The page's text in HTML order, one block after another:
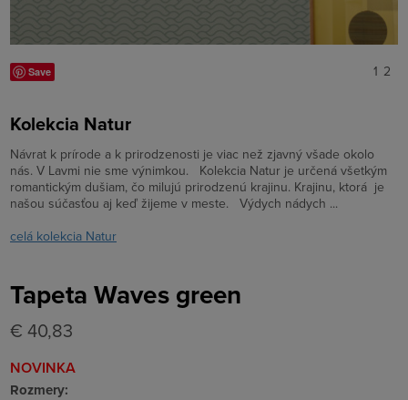
Save 1 2
Kolekcia Natur
Návrat k prírode a k prirodzenosti je viac než zjavný všade okolo
nás. V Lavmi nie sme výnimkou. Kolekcia Natur je určená všetkým
romantickým dušiam, čo milujú prirodzenú krajinu. Krajinu, ktorá je
našou súčasťou aj keď žijeme v meste. Výdych nádych ...
celá kolekcia Natur
Tapeta Waves green
€ 40,83
NOVINKA
Rozmery: